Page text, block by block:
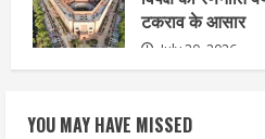
टकराव के आसार
July 20, 2026
YOU MAY HAVE MISSED